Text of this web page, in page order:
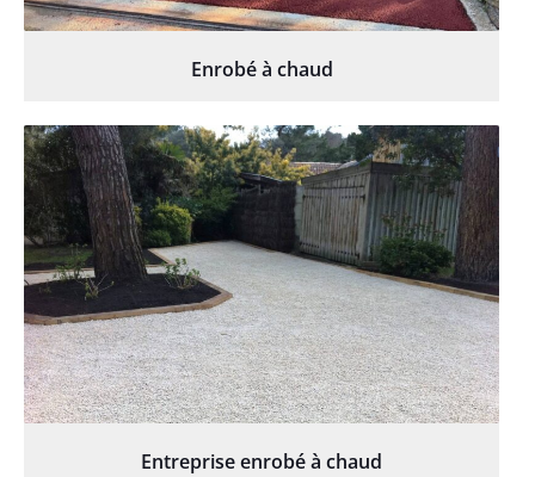
Enrobé à chaud
Entreprise enrobé à chaud